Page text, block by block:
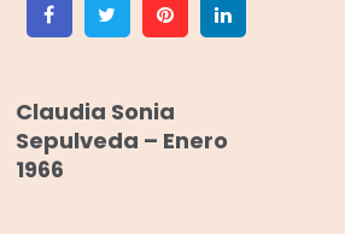
FacebookTwitter Pinterest
Claudia Sonia
Sepulveda – Enero
1966